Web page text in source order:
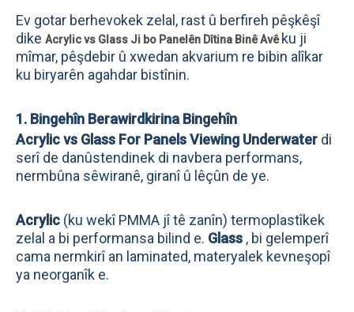
Ev gotar berhevokek zelal, rast û berfireh pêşkêşî
dike Acrylic vs Glass Ji bo Panelên Dîtina Binê Avê ku ji
mîmar, pêşdebir û xwedan akvarium re bibin alîkar
ku biryarên agahdar bistînin.
1. Bingehîn Berawirdkirina Bingehîn
Acrylic vs Glass For Panels Viewing Underwater di
serî de danûstendinek di navbera performans,
nermbûna sêwiranê, giranî û lêçûn de ye.
Acrylic (ku wekî PMMA jî tê zanîn) termoplastîkek
zelal a bi performansa bilind e. Glass , bi gelemperî
cama nermkirî an laminated, materyalek kevneşopî
ya neorganîk e.